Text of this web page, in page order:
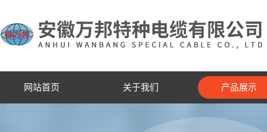
网站首页 关于我们 产品展示